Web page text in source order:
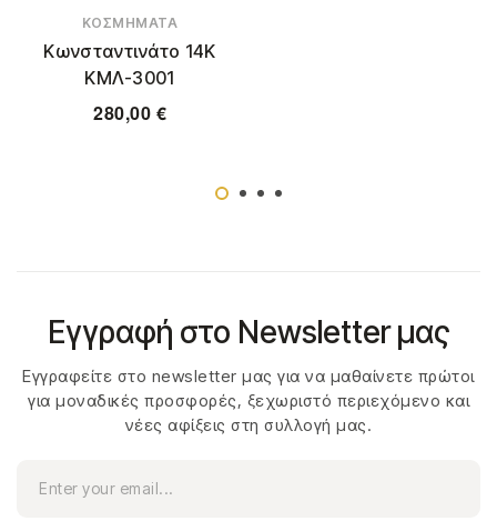
ΚΟΣΜΉΜΑΤΑ
Κωνσταντινάτο 14Κ
ΚΜΛ-3001
280,00 €
Εγγραφή στο Newsletter μας
Εγγραφείτε στο newsletter μας για να μαθαίνετε πρώτοι
για μοναδικές προσφορές, ξεχωριστό περιεχόμενο και
νέες αφίξεις στη συλλογή μας.